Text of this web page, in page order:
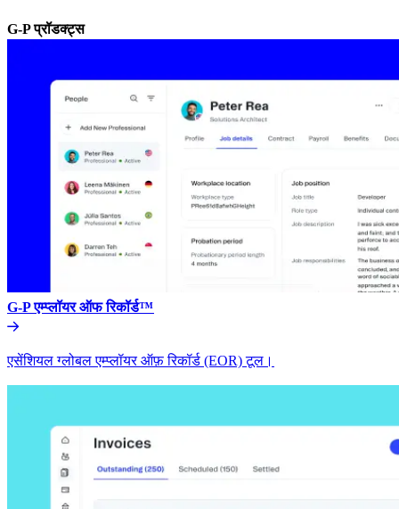
G-P प्रॉडक्ट्स​​
G-P एम्प्लॉयर ऑफ रिकॉर्ड™​​
एसेंशियल ग्लोबल एम्प्लॉयर ऑफ़ रिकॉर्ड (EOR) टूल।​​